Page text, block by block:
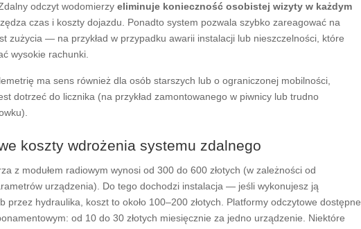
Zdalny odczyt wodomierzy eliminuje konieczność osobistej wizyty w każdym
czas i koszty dojazdu. Ponadto system pozwala szybko zareagować na
zużycia — na przykład w przypadku awarii instalacji lub nieszczelności, które
wysokie rachunki.
ma sens również dla osób starszych lub o ograniczonej mobilności,
dotrzeć do licznika (na przykład zamontowanego w piwnicy lub trudno
koszty wdrożenia systemu zdalnego
z modułem radiowym wynosi od 300 do 600 złotych (w zależności od
urządzenia). Do tego dochodzi instalacja — jeśli wykonujesz ją
przez hydraulika, koszt to około 100–200 złotych. Platformy odczytowe dostępne
od 10 do 30 złotych miesięcznie za jedno urządzenie. Niektóre